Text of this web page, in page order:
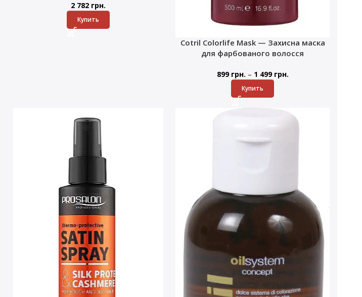
2 782 грн.
Купить
Cotril Colorlife Mask — Захисна маска
для фарбованого волосся
899 грн. – 1 499 грн.
Купить